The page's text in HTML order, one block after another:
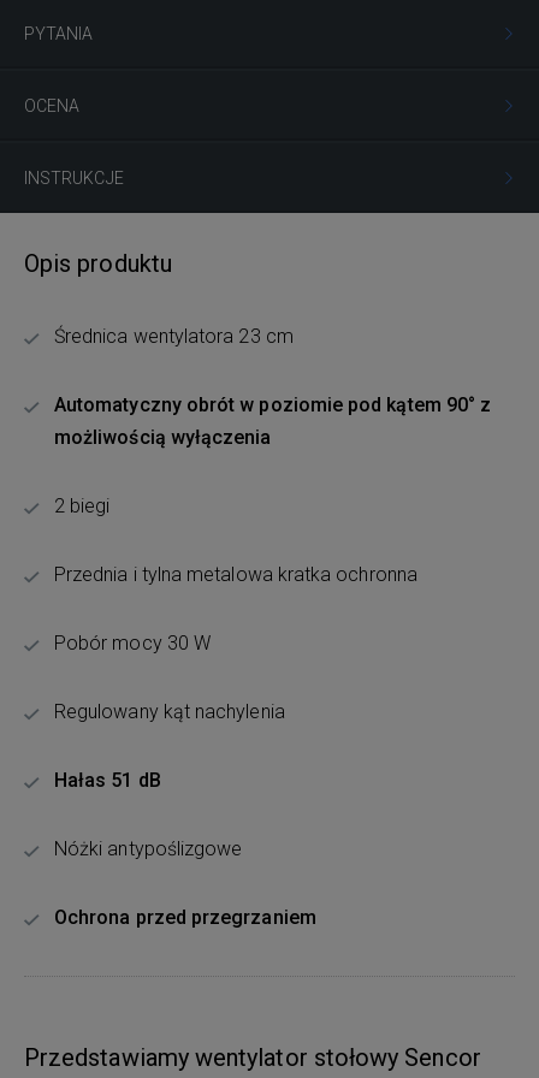
PYTANIA
OCENA
INSTRUKCJE
Opis produktu
Średnica wentylatora 23 cm
Automatyczny obrót w poziomie pod kątem 90° z
możliwością wyłączenia
2 biegi
Przednia i tylna metalowa kratka ochronna
Pobór mocy 30 W
Regulowany kąt nachylenia
Hałas 51 dB
Nóżki antypoślizgowe
Ochrona przed przegrzaniem
Przedstawiamy wentylator stołowy Sencor